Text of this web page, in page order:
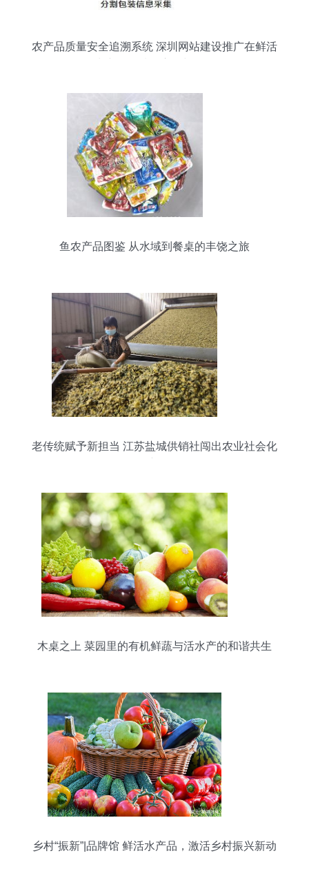
农产品质量安全追溯系统 深圳网站建设推广在鲜活
鱼农产品图鉴 从水域到餐桌的丰饶之旅
老传统赋予新担当 江苏盐城供销社闯出农业社会化
木桌之上 菜园里的有机鲜蔬与活水产的和谐共生
乡村“振新”|品牌馆 鲜活水产品，激活乡村振兴新动